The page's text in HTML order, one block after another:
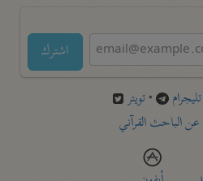
اشترك
تليجرام •تويتر
عن الباحث القرآني